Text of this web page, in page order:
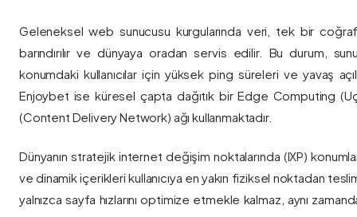
Geleneksel web sunucusu kurgularında veri, tek bir
barındırılır ve dünyaya oradan servis edilir. Bu durum,
konumdaki kullanıcılar için yüksek ping süreleri ve yavaş
Enjoybet ise küresel çapta dağıtık bir Edge Computing
(Content Delivery Network) ağı kullanmaktadır.
Dünyanın stratejik internet değişim noktalarında (IXP)
ve dinamik içerikleri kullanıcıya en yakın fiziksel noktadan
yalnızca sayfa hızlarını optimize etmekle kalmaz, aynı